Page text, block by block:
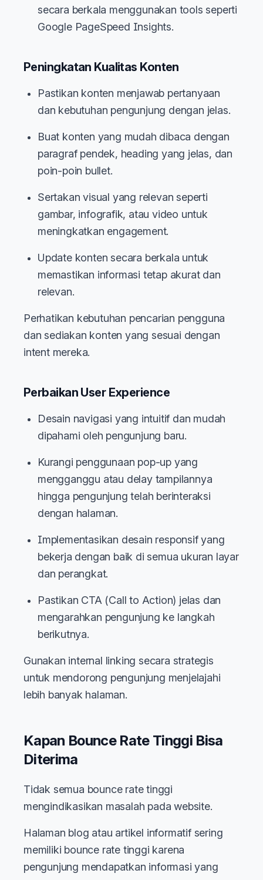
secara berkala menggunakan tools seperti
Google PageSpeed Insights.
Peningkatan Kualitas Konten
Pastikan konten menjawab pertanyaan
dan kebutuhan pengunjung dengan jelas.
Buat konten yang mudah dibaca dengan
paragraf pendek, heading yang jelas, dan
poin-poin bullet.
Sertakan visual yang relevan seperti
gambar, infografik, atau video untuk
meningkatkan engagement.
Update konten secara berkala untuk
memastikan informasi tetap akurat dan
relevan.
Perhatikan kebutuhan pencarian pengguna
dan sediakan konten yang sesuai dengan
intent mereka.
Perbaikan User Experience
Desain navigasi yang intuitif dan mudah
dipahami oleh pengunjung baru.
Kurangi penggunaan pop-up yang
mengganggu atau delay tampilannya
hingga pengunjung telah berinteraksi
dengan halaman.
Implementasikan desain responsif yang
bekerja dengan baik di semua ukuran layar
dan perangkat.
Pastikan CTA (Call to Action) jelas dan
mengarahkan pengunjung ke langkah
berikutnya.
Gunakan internal linking secara strategis
untuk mendorong pengunjung menjelajahi
lebih banyak halaman.
Kapan Bounce Rate Tinggi Bisa
Diterima
Tidak semua bounce rate tinggi
mengindikasikan masalah pada website.
Halaman blog atau artikel informatif sering
memiliki bounce rate tinggi karena
pengunjung mendapatkan informasi yang